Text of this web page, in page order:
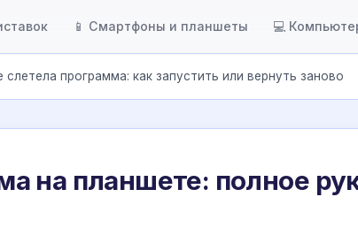
📱 Смартфоны и планшеты 💻
слетела программа: как запустить или вернуть заново
на планшете: полное